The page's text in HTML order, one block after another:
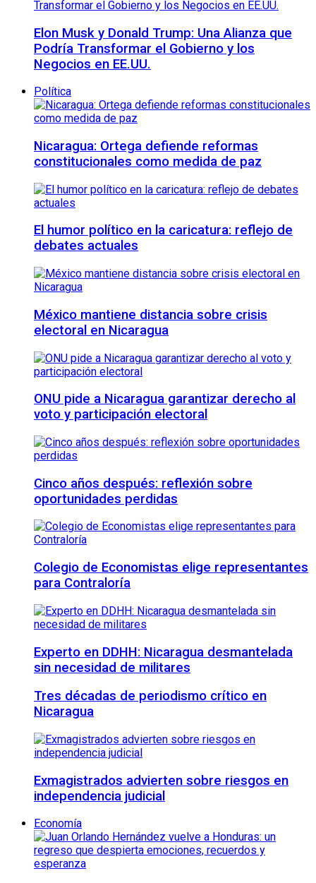
Elon Musk y Donald Trump: Una Alianza que
Podría Transformar el Gobierno y los
Negocios en EE.UU.
Política
Nicaragua: Ortega defiende reformas
constitucionales como medida de paz
El humor político en la caricatura: reflejo de
debates actuales
México mantiene distancia sobre crisis
electoral en Nicaragua
ONU pide a Nicaragua garantizar derecho al
voto y participación electoral
Cinco años después: reflexión sobre
oportunidades perdidas
Colegio de Economistas elige representantes
para Contraloría
Experto en DDHH: Nicaragua desmantelada
sin necesidad de militares
Tres décadas de periodismo crítico en
Nicaragua
Exmagistrados advierten sobre riesgos en
independencia judicial
Economía